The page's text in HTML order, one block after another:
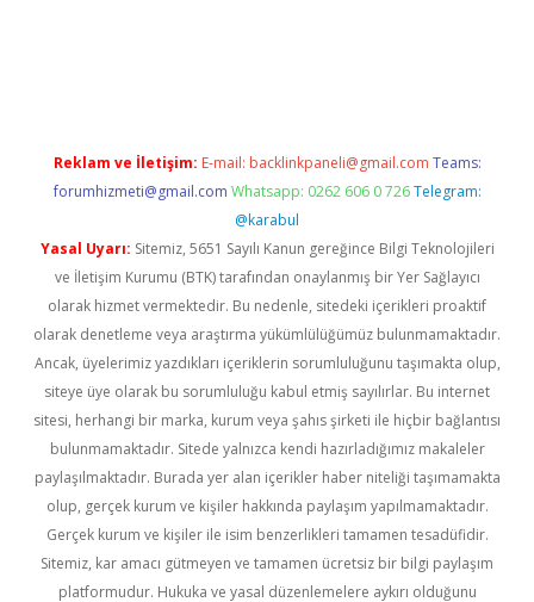
Reklam ve İletişim: E-mail: backlinkpaneli@gmail.com Teams:
forumhizmeti@gmail.com Whatsapp: 0262 606 0 726 Telegram:
@karabul
Yasal Uyarı: Sitemiz, 5651 Sayılı Kanun gereğince Bilgi Teknolojileri
ve İletişim Kurumu (BTK) tarafından onaylanmış bir Yer Sağlayıcı
olarak hizmet vermektedir. Bu nedenle, sitedeki içerikleri proaktif
olarak denetleme veya araştırma yükümlülüğümüz bulunmamaktadır.
Ancak, üyelerimiz yazdıkları içeriklerin sorumluluğunu taşımakta olup,
siteye üye olarak bu sorumluluğu kabul etmiş sayılırlar. Bu internet
sitesi, herhangi bir marka, kurum veya şahıs şirketi ile hiçbir bağlantısı
bulunmamaktadır. Sitede yalnızca kendi hazırladığımız makaleler
paylaşılmaktadır. Burada yer alan içerikler haber niteliği taşımamakta
olup, gerçek kurum ve kişiler hakkında paylaşım yapılmamaktadır.
Gerçek kurum ve kişiler ile isim benzerlikleri tamamen tesadüfidir.
Sitemiz, kar amacı gütmeyen ve tamamen ücretsiz bir bilgi paylaşım
platformudur. Hukuka ve yasal düzenlemelere aykırı olduğunu